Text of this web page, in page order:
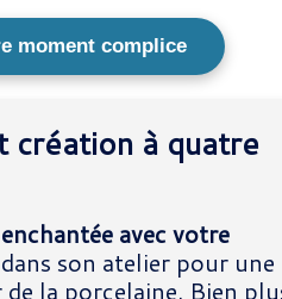
moment complice
création à quatre
avec votre
son atelier pour une
la porcelaine. Bien